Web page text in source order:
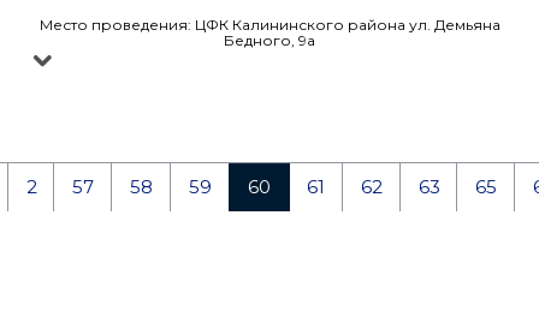
Место проведения: ЦФК Калининского района ул. Демьяна
Бедного, 9а
2 57 58 59 60 61 62 63 65